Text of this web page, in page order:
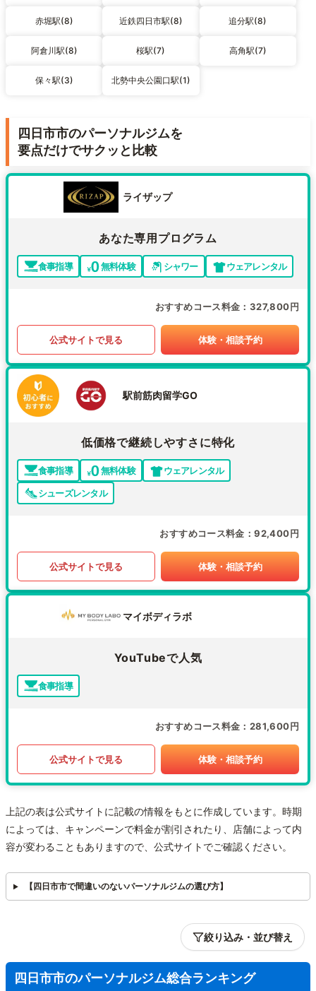
赤堀駅(8) 近鉄四日市駅(8) 追分駅(8)
阿倉川駅(8) 桜駅(7) 高角駅(7)
保々駅(3) 北勢中央公園口駅(1)
四日市市のパーソナルジムを
要点だけでサクッと比較
ライザップ
あなた専用プログラム
食事指導 無料体験 シャワー ウェアレンタル
おすすめコース料金 327,800円
公式サイトで見る 体験・相談予約
駅前筋肉留学GO
低価格で継続しやすさに特化
食事指導 無料体験
ウェアレンタル
シューズレンタル
おすすめコース料金 92,400円
公式サイトで見る 体験・相談予約
マイボディラボ
YouTubeで人気
食事指導
おすすめコース料金 281,600円
公式サイトで見る 体験・相談予約
上記の表は公式サイトに記載の情報をもとに作成しています。時期
によっては、キャンペーンで料金が割引されたり、店舗によって内
容が変わることもありますので、公式サイトでご確認ください。
【四日市市で間違いのないパーソナルジムの選び方】
絞り込み・並び替え
四日市市のパーソナルジム総合ランキング